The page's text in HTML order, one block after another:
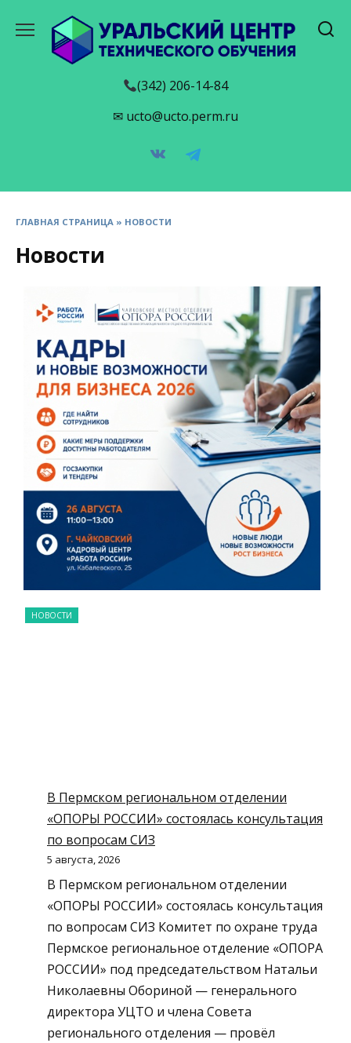
содержанию
(342) 206-14-84
✉ ucto@ucto.perm.ru
ГЛАВНАЯ СТРАНИЦА » НОВОСТИ
Новости
НОВОСТИ
В Пермском региональном отделении
«ОПОРЫ РОССИИ» состоялась консультация
по вопросам СИЗ
5 августа, 2026
В Пермском региональном отделении
«ОПОРЫ РОССИИ» состоялась консультация
по вопросам СИЗ Комитет по охране труда
Пермское региональное отделение «ОПОРА
РОССИИ» под председательством Натальи
Николаевны Обориной — генерального
директора УЦТО и члена Совета
регионального отделения — провёл